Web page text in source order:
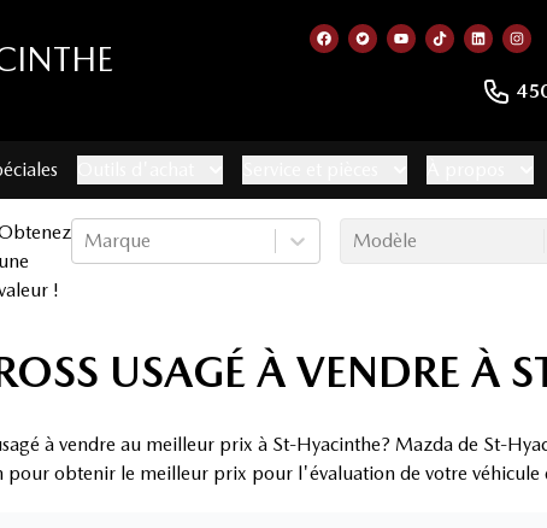
Lien vers notre page
Lien vers notre
Lien vers notre
Lien vers
Lien
une
!
Marque Modèle
USAGÉ À VENDRE À
à vendre au meilleur prix à St-Hyacinthe? Mazda de St-
obtenir le meilleur prix pour l'évaluation de votre véhicule